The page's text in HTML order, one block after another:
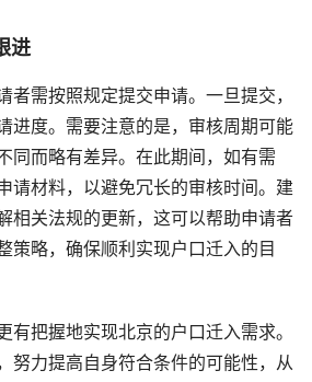
进
者需按照规定提交申请。一旦提交，
进度。需要注意的是，审核周期可能
同而略有差异。在此期间，如有需
请材料，以避免冗长的审核时间。建
相关法规的更新，这可以帮助申请者
策略，确保顺利实现户口迁入的目
有把握地实现北京的户口迁入需求。
努力提高自身符合条件的可能性，从